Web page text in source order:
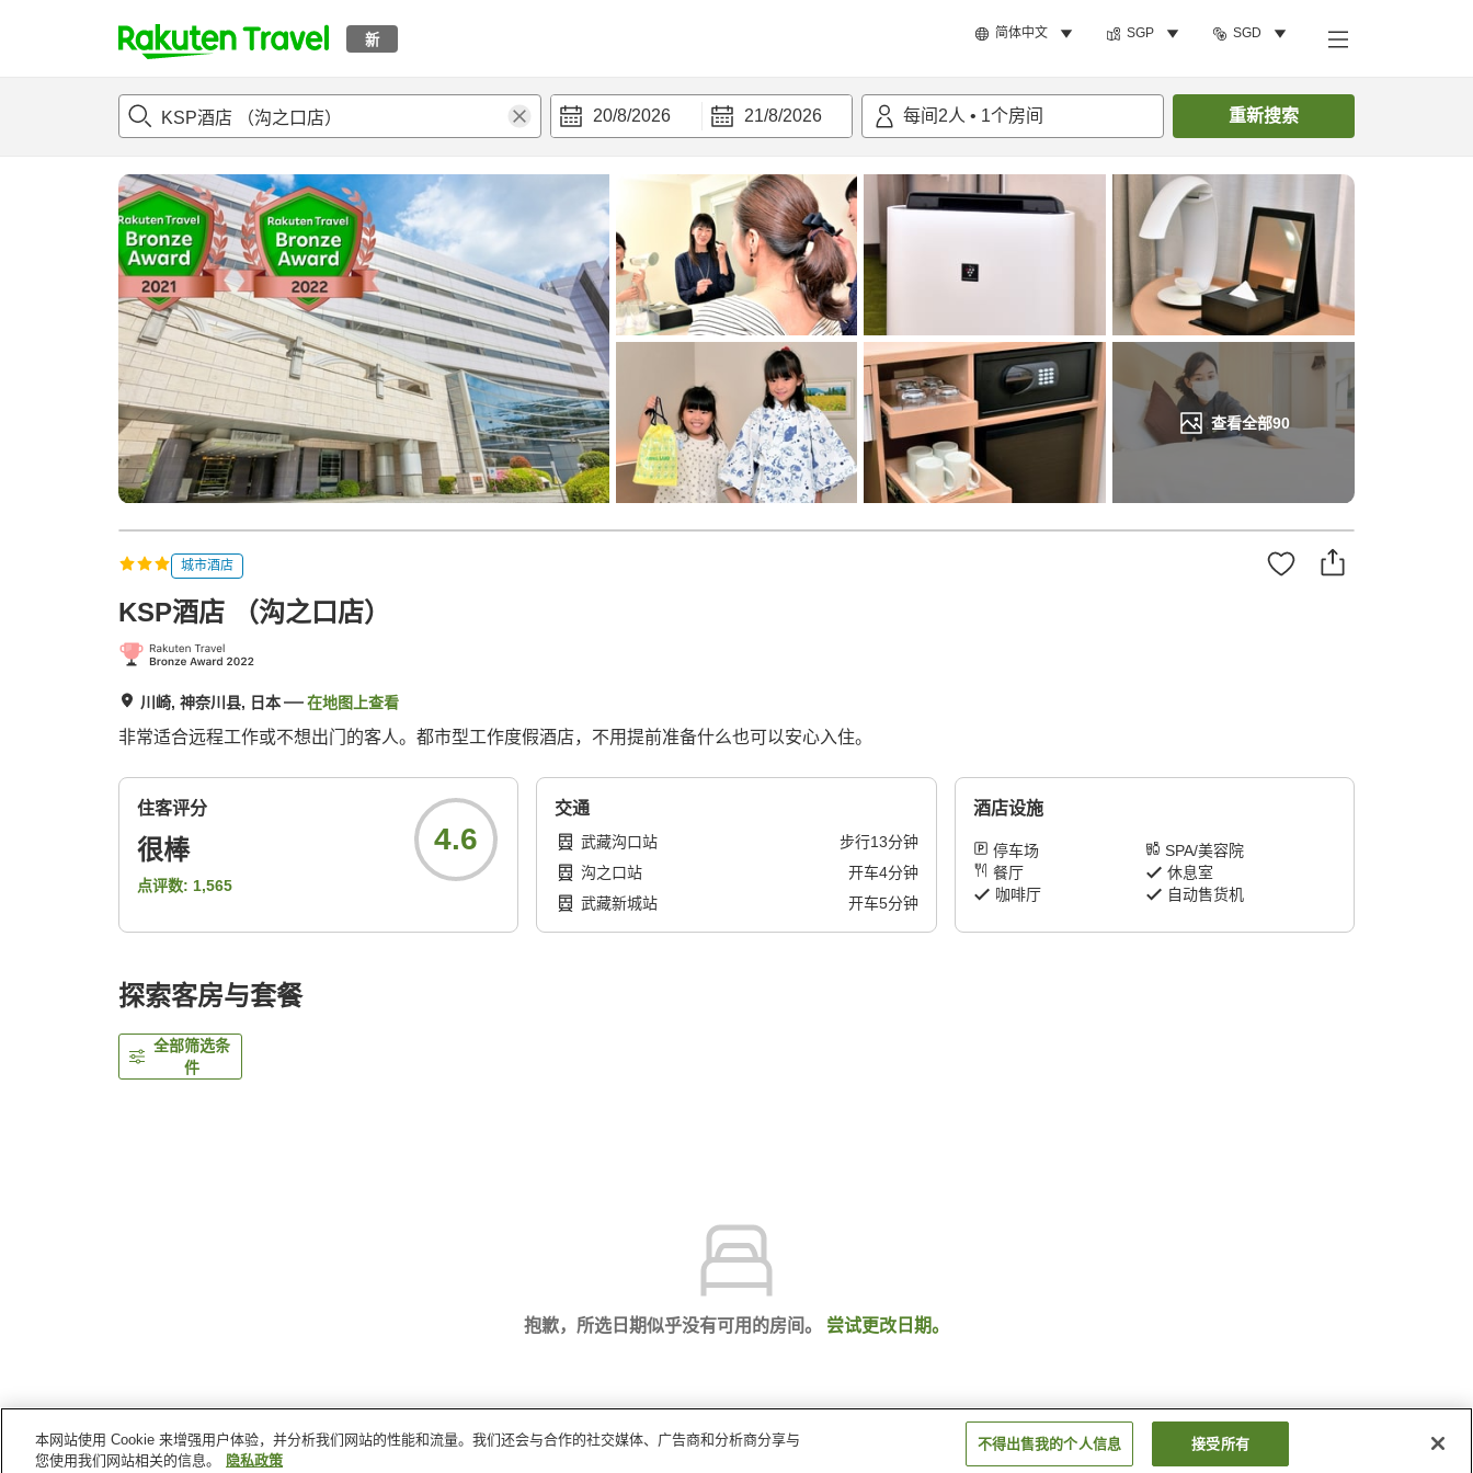
新 简体中文 SGP SGD
t
p
a
g
e
_
s
a
h
20/8/2026 21/8/2026 每间 2人 • 1个房间 重新搜索
查看全部90
概况 客房及住宿套餐评论 亮点设施 搜索客房
城市酒店
KSP酒店 （沟之口店）
川崎, 神奈川县, 日本 在地图上查看
非常适合远程工作或不想出门的客人。都市型工作度假酒店，不用提前准备什么也可以安心入住。
住客评分
很棒
点评数: 1,565
4.6
交通
武藏沟口站 步行13分钟
沟之口站
开车4分钟
武藏新城站
开车5分钟
酒店设施
停车场
SPA/美容院
餐厅
休息室
咖啡厅
自动售货机
探索客房与套餐
全部筛选条
件
抱歉，所选日期似乎没有可用的房间。 尝试更改日期。
首页 日本 神奈川县
本网站使用 Cookie 来增强用户体验，并分析我们网站的性能和流量。我们还会与合作的社交媒体、广告商和分析商分享与
您使用我们网站相关的信息。
隐私政策
不得出售我的个人信息 接受所有